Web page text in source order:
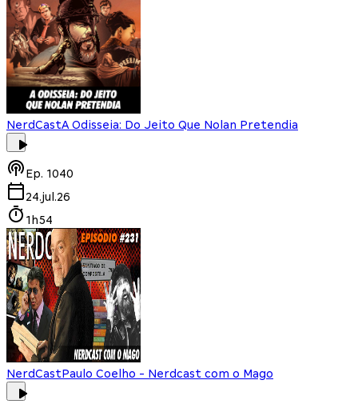
NerdCastA Odisseia: Do Jeito Que Nolan Pretendia
Ep. 1040
24.jul.26
1h54
NerdCastPaulo Coelho - Nerdcast com o Mago